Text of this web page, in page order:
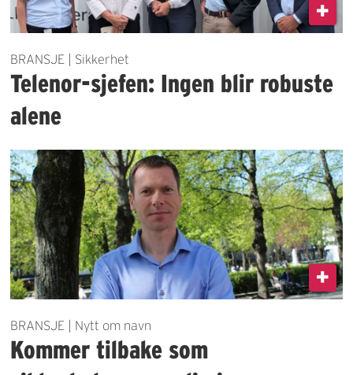
BRANSJE | Sikkerhet
Telenor-sjefen: Ingen blir robuste
alene
BRANSJE | Nytt om navn
Kommer tilbake som